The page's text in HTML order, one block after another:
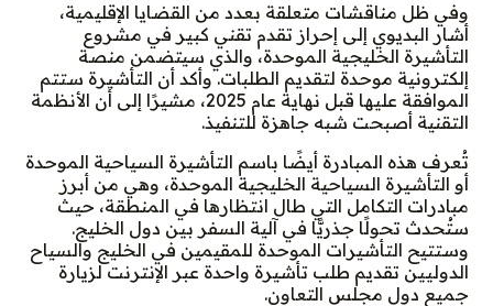
وفي ظل مناقشات متعلقة بعدد من القضايا الإقليمية،
أشار البديوي إلى إحراز تقدم تقني كبير في مشروع
التأشيرة الخليجية الموحدة، والذي سيتضمن منصة
إلكترونية موحدة لتقديم الطلبات. وأكد أن التأشيرة ستتم
الموافقة عليها قبل نهاية عام 2025، مشيرًا إلى أن الأنظمة
التقنية أصبحت شبه جاهزة للتنفيذ.
تُعرف هذه المبادرة أيضًا باسم التأشيرة السياحية الموحدة
أو التأشيرة السياحية الخليجية الموحدة، وهي من أبرز
مبادرات التكامل التي طال انتظارها في المنطقة، حيث
ستُحدث تحولًا جذريًّا في آلية السفر بين دول الخليج.
وستتيح التأشيرات الموحدة للمقيمين في الخليج والسياح
الدوليين تقديم طلب تأشيرة واحدة عبر الإنترنت لزيارة
جميع دول مجلس التعاون.